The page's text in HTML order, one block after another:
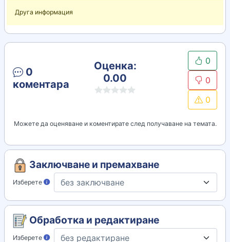
Друга информация
0
коментара
Оценка:
0.00
0
0
0
Можете да оценяване и коментирате след получаване на темата.
Заключване и премахване
Изберете
Обработка и редактиране
Изберете